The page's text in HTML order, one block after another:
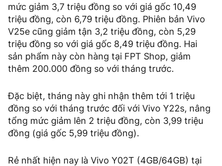
mức giảm 3,7 triệu đồng so với giá gốc 10,49
triệu đồng, còn 6,79 triệu đồng. Phiên bản Vivo
V25e cũng giảm tận 3,2 triệu đồng, còn 5,29
triệu đồng so với giá gốc 8,49 triệu đồng. Hai
sản phẩm này còn hàng tại FPT Shop, giảm
thêm 200.000 đồng so với tháng trước.
Đặc biệt, tháng này ghi nhận thêm tới 1 triệu
đồng so với tháng trước đối với Vivo Y22s, nâng
tổng mức giảm lên 2 triệu đồng, còn 3,99 triệu
đồng (giá gốc 5,99 triệu đồng).
Rẻ nhất hiện nay là Vivo Y02T (4GB/64GB) tại